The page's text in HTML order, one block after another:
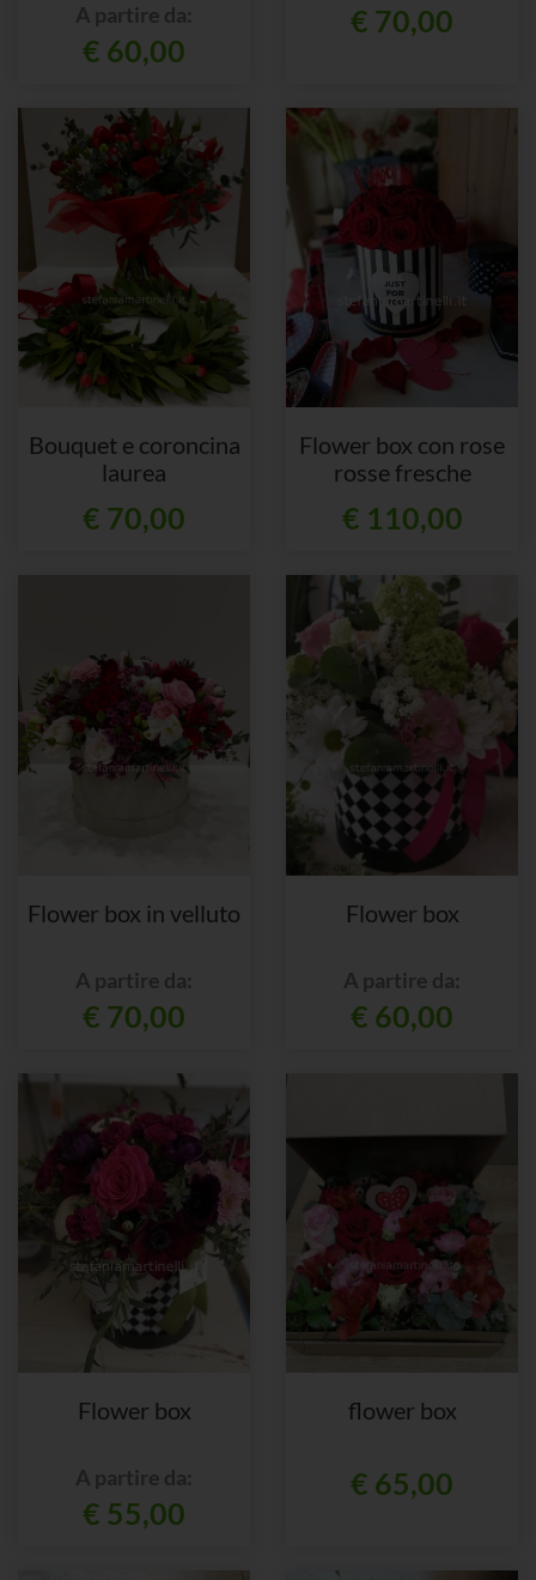
A partire da:
€ 60,00
€ 70,00
Bouquet e coroncina
laurea
€ 70,00
Flower box con rose
rosse fresche
€ 110,00
Flower box in velluto
A partire da:
€ 70,00
Flower box
A partire da:
€ 60,00
Flower box
A partire da:
€ 55,00
flower box
€ 65,00